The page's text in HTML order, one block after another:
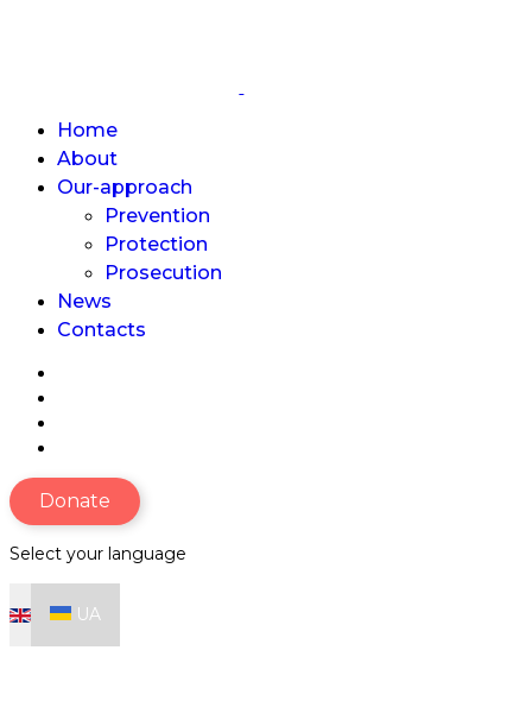
Home
About
Our-approach
Prevention
Protection
Prosecution
News
Contacts
Donate
Select your language
UA